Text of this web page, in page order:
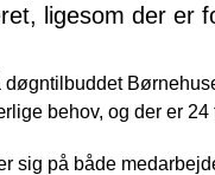
ligesom der
behov, og der er
sig på både